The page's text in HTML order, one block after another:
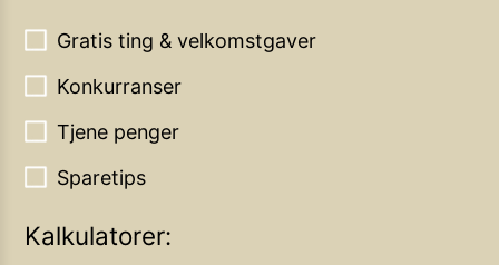
Gratis ting & velkomstgaver
Konkurranser
Tjene penger
Sparetips
Kalkulatorer: